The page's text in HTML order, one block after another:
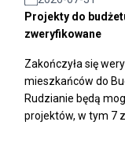
Projekty do
zweryfikowane
Zakończyła się
mieszkańców do
Rudzianie będą
projektów, w tym 7